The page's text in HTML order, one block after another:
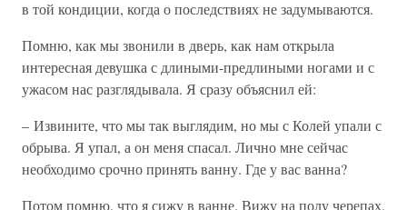
в той кондиции, когда о последствиях не задумываются.
Помню, как мы звонили в дверь, как нам открыла
интересная девушка с длиными-предлиными ногами и с
ужасом нас разглядывала. Я сразу объяснил ей:
– Извините, что мы так выглядим, но мы с Колей упали с
обрыва. Я упал, а он меня спасал. Лично мне сейчас
необходимо срочно принять ванну. Где у вас ванна?
Потом помню, что я сижу в ванне. Вижу на полу черепах.